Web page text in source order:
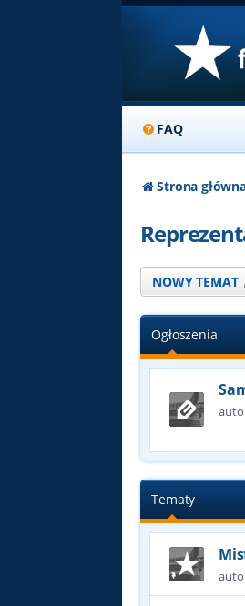
FAQ
Strona
NOWY TEMAT
Ogłoszenia
Tematy